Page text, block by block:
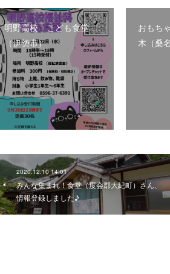
明野高校 こども食堂
（伊勢市）
おもち
木（桑
2020.12.10 14:01
みんな集まれ！食堂（度会郡大紀町）さん、
情報登録しました♪